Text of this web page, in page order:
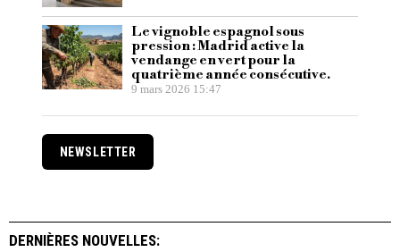
Le vignoble espagnol sous
pression : Madrid active la
vendange en vert pour la
quatrième année consécutive.
9 mars 2026 15:47
NEWSLETTER
DERNIÈRES NOUVELLES: